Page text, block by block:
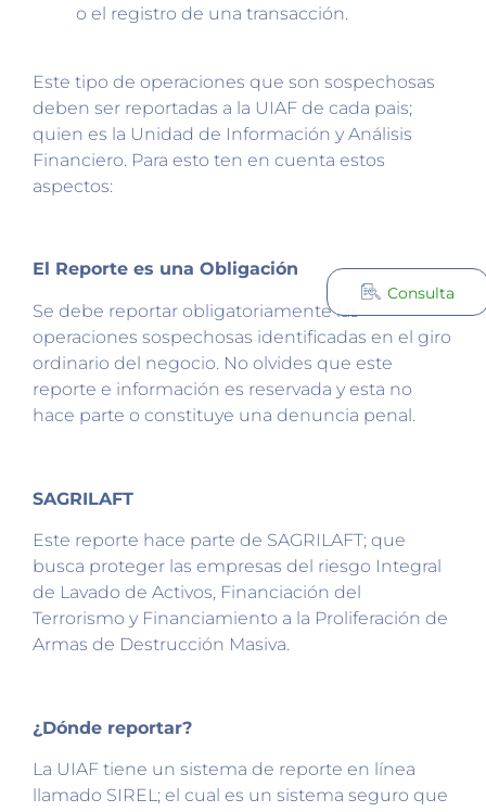
Consulta
o el registro de una transacción.
Este tipo de operaciones que son sospechosas
deben ser reportadas a la UIAF de cada pais;
quien es la Unidad de Información y Análisis
Financiero. Para esto ten en cuenta estos
aspectos:
El Reporte es una Obligación
Se debe reportar obligatoriamente las
operaciones sospechosas identificadas en el giro
ordinario del negocio. No olvides que este
reporte e información es reservada y esta no
hace parte o constituye una denuncia penal.
SAGRILAFT
Este reporte hace parte de SAGRILAFT; que
busca proteger las empresas del riesgo Integral
de Lavado de Activos, Financiación del
Terrorismo y Financiamiento a la Proliferación de
Armas de Destrucción Masiva.
¿Dónde reportar?
La UIAF tiene un sistema de reporte en línea
llamado SIREL; el cual es un sistema seguro que